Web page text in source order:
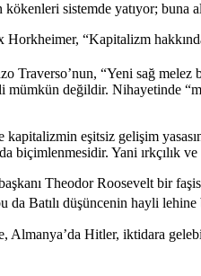
sistemde yatıyor; buna
“Kapitalizm
Traverso’nun, “Yeni sağ
mümkün değildir. Nihayetinde
kapitalizmin eşitsiz gelişim
biçimlenmesidir. Yani ırkçılık
Theodor Roosevelt bir
da Batılı düşüncenin hayli
Almanya’da Hitler, iktidara